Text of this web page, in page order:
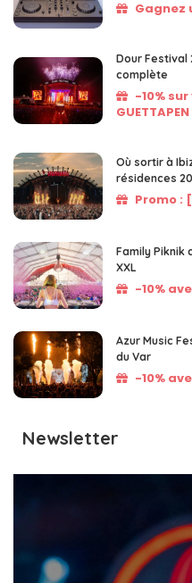
Gagnez
Dour Festival
complète
-10%
GUETTAPEN
Où sortir à
résidences
Promo :
Family Piknik
XXL
-10%
Azur Music
du Var
-10%
Newsletter